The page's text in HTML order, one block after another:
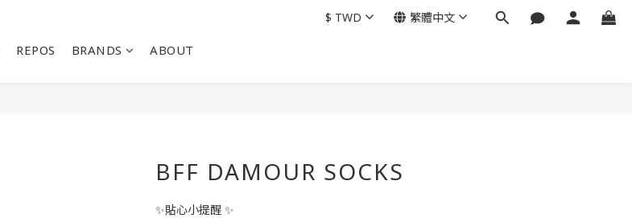
REPOS BRANDS ABOUT
$ TWD 繁體中文
BFF DAMOUR SOCKS
✨貼心小提醒 ✨